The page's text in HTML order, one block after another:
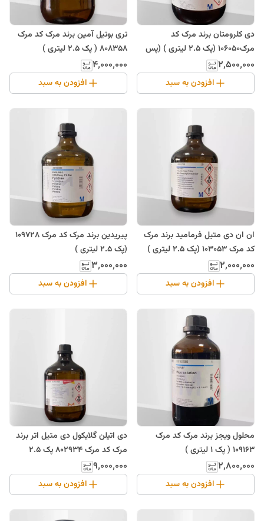
دی کلرومتان برند مرک کد
مرک106050 (پک 2.5 لیتری ) (پس
کرایه)
۲٬۵۰۰٬۰۰۰
افزودن به سبد
تری بوتیل آمین برند مرک کد مرک
808358 ( پک 2.5 لیتری )
۴٬۰۰۰٬۰۰۰
افزودن به سبد
ان ان دی متیل فرمامید برند مرک
کد مرک 103053 (پک 2.5 لیتری )
۲٬۰۰۰٬۰۰۰
افزودن به سبد
پیریدین برند مرک کد مرک 109728
(پک 2.5 لیتری )
۳٬۰۰۰٬۰۰۰
افزودن به سبد
محلول ویجز برند مرک کد مرک
109163 ( پک 1 لیتری )
۲٬۸۰۰٬۰۰۰
افزودن به سبد
دی اتیلن گلایکول دی متیل اتر برند
مرک کد مرک 802934 پک 2.5
لیتری
۹٬۰۰۰٬۰۰۰
افزودن به سبد